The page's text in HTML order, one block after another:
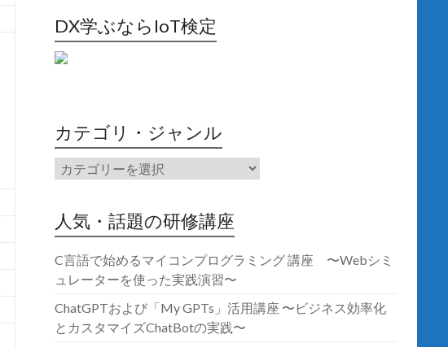
DX学ぶならIoT検定
カテゴリ・ジャンル
人気・話題の研修講座
C言語で始めるマイコンプログラミング 講座 〜Webシミ
ュレーターを使った実践演習〜
ChatGPTおよび「My GPTs」活用講座 〜ビジネス効率化
とカスタマイズChatBotの実践〜